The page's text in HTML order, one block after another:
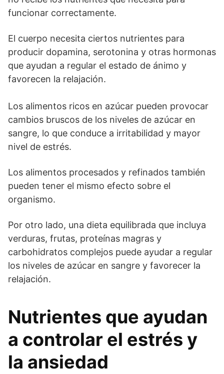
funcionar correctamente.
El cuerpo necesita ciertos nutrientes para
producir dopamina, serotonina y otras hormonas
que ayudan a regular el estado de ánimo y
favorecen la relajación.
Los alimentos ricos en azúcar pueden provocar
cambios bruscos de los niveles de azúcar en
sangre, lo que conduce a irritabilidad y mayor
nivel de estrés.
Los alimentos procesados y refinados también
pueden tener el mismo efecto sobre el
organismo.
Por otro lado, una dieta equilibrada que incluya
verduras, frutas, proteínas magras y
carbohidratos complejos puede ayudar a regular
los niveles de azúcar en sangre y favorecer la
relajación.
Nutrientes que ayudan
a controlar el estrés y
la ansiedad